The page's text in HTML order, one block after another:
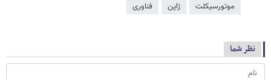
موتورسیکلت ژاپن فناوری
نظر شما